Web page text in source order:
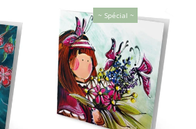
~ Spécial ~